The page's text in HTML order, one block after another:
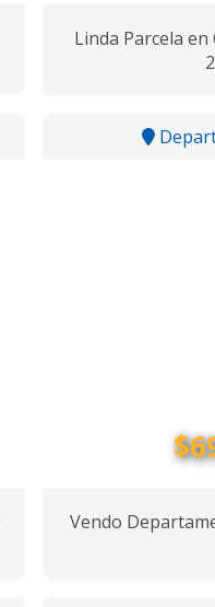
Linda Parcela
Vendo